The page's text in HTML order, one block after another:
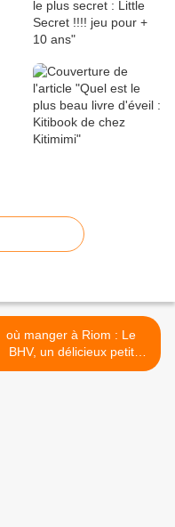
où manger à Riom : Le
BHV, un délicieux petit
déjeuner coloré .... >